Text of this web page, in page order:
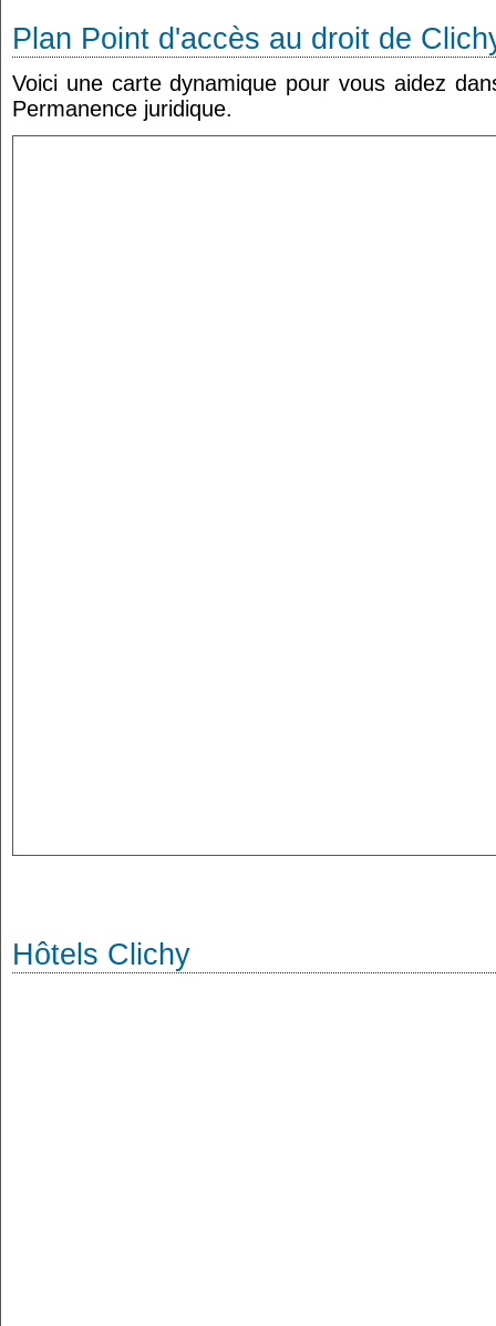
Plan Point d'accès au droit de
Voici une carte dynamique pour vous aidez
Permanence juridique.
Hôtels Clichy